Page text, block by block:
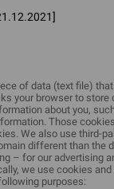
of data (text file)
your browser to store
about you,
Those
We also use third-
different than the
– for our advertising
we use cookies
purposes: